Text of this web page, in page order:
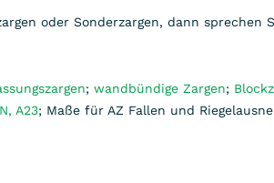
oder Sonderzargen, dann sprechen
;wandbündige Zargen;
A23; Maße für AZ Fallen und